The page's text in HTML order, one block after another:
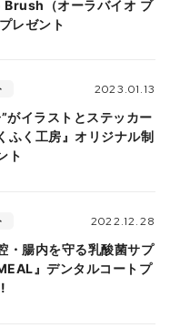
Brush（オーラバイオ ブ
レゼント
2023.01.13
がイラストとステッカー
ふく工房』オリジナル制
ト
2022.12.28
・腸内を守る乳酸菌サプ
』デンタルコートプ